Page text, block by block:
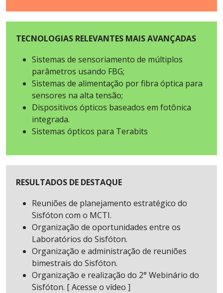
TECNOLOGIAS RELEVANTES MAIS AVANÇADAS
Sistemas de sensoriamento de múltiplos
parâmetros usando FBG;
Sistemas de alimentação por fibra óptica para
sensores na alta tensão;
Dispositivos ópticos baseados em fotônica
integrada.
Sistemas ópticos para Terabits
RESULTADOS DE DESTAQUE
Reuniões de planejamento estratégico do
Sisfóton com o MCTI.
Organização de oportunidades entre os
Laboratórios do Sisfóton.
Organização e administração de reuniões
bimestrais do Sisfóton.
Organização e realização do 2° Webinário do
Sisfóton. [ Acesse o vídeo ]